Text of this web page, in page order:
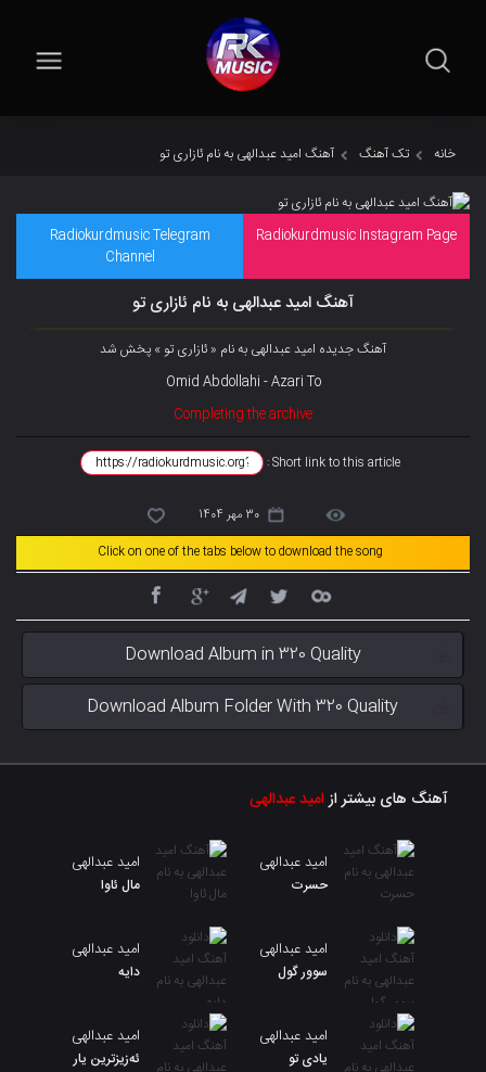
خانه تک آهنگ آهنگ امید عبدالهی به نام ئازاری تو
Radiokurdmusic Instagram Page
Radiokurdmusic Telegram
Channel
آهنگ امید عبدالهی به نام ئازاری تو
آهنگ جدیده امید عبدالهی به نام « ئازاری تو » پخش شد
Omid Abdollahi - Azari To
Completing the archive
Short link to this article :
30 مهر 1404
Click on one of the tabs below to download the song
Download Album in 320 Quality
Download Album Folder With 320 Quality
آهنگ های بیشتر ازامید عبدالهی
امید عبدالهی
حسرت
امید عبدالهی
مال ئاوا
امید عبدالهی
سوور گول
امید عبدالهی
دایه
امید عبدالهی
یادی تو
امید عبدالهی
ئەزیزترین یار